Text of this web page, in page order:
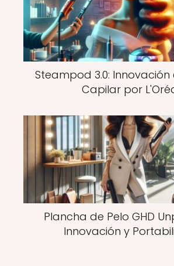
Steampod 3.0: Innovación
Capilar por
Plancha de Pelo GHD
Innovación y